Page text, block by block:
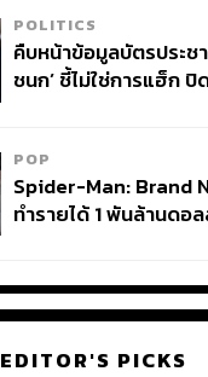
POLITICS
คืบหน้าข้อมูลบัตรประช
ชนก’ ชี้ไม่ใช่การแฮ็ก ปิ
POP
Spider-Man: Brand
ทำรายได้ 1 พันล้านดอ
EDITOR'S PICKS